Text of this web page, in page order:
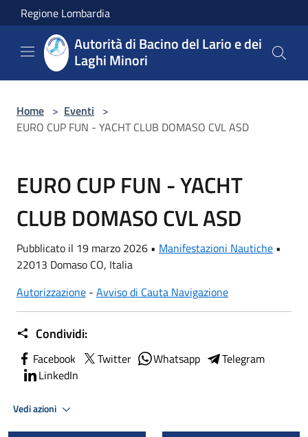
Salta al contenuto principale
Regione Lombardia
Autorità di Bacino del Lario e dei
Laghi Minori
Home > Eventi >
EURO CUP FUN - YACHT CLUB DOMASO CVL ASD
EURO CUP FUN - YACHT
CLUB DOMASO CVL ASD
Pubblicato il 19 marzo 2026 • Manifestazioni Nautiche •
22013 Domaso CO, Italia
Autorizzazione - Avviso di Cauta Navigazione
Condividi:
Facebook Twitter Whatsapp
Telegram
LinkedIn
Vedi azioni